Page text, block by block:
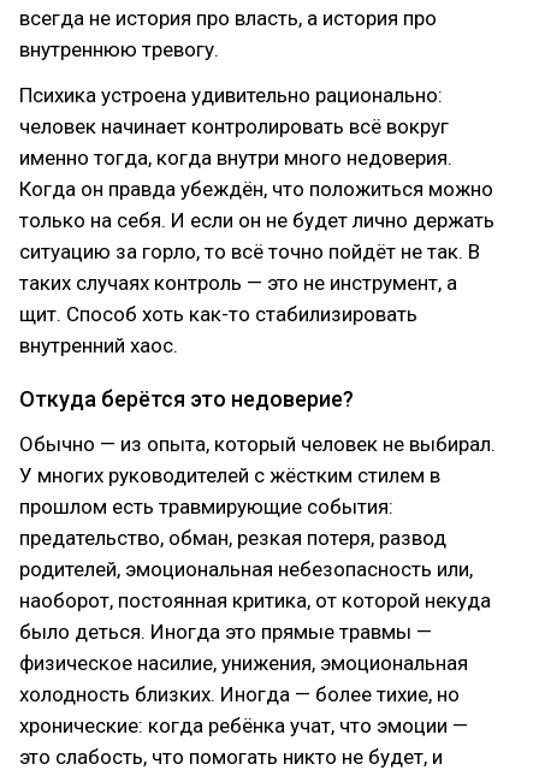
всегда не история про власть, а история про
внутреннюю тревогу.
Психика устроена удивительно рационально:
человек начинает контролировать всё вокруг
именно тогда, когда внутри много недоверия.
Когда он правда убеждён, что положиться можно
только на себя. И если он не будет лично держать
ситуацию за горло, то всё точно пойдёт не так. В
таких случаях контроль — это не инструмент, а
щит. Способ хоть как-то стабилизировать
внутренний хаос.
Откуда берётся это недоверие?
Обычно — из опыта, который человек не выбирал.
У многих руководителей с жёстким стилем в
прошлом есть травмирующие события:
предательство, обман, резкая потеря, развод
родителей, эмоциональная небезопасность или,
наоборот, постоянная критика, от которой некуда
было деться. Иногда это прямые травмы —
физическое насилие, унижения, эмоциональная
холодность близких. Иногда — более тихие, но
хронические: когда ребёнка учат, что эмоции —
это слабость, что помогать никто не будет, и